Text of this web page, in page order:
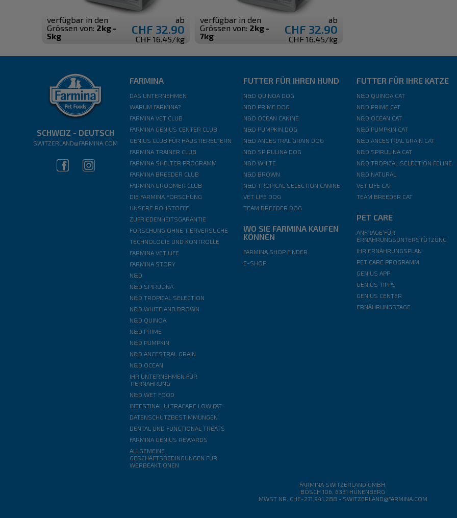
verfügbar in den
Grössen von: 2kg -
5kg
ab
CHF 32.90
CHF 16.45/kg
verfügbar in den
Grössen von: 2kg -
7kg
ab
CHF 32.90
CHF 16.45/kg
SCHWEIZ - DEUTSCH
SWITZERLAND@FARMINA.COM
FARMINA
DAS UNTERNEHMEN
WARUM FARMINA?
FARMINA VET CLUB
FARMINA GENIUS CENTER CLUB
GENIUS CLUB FÜR HAUSTIERELTERN
FARMINA TRAINER CLUB
FARMINA SHELTER PROGRAMM
FARMINA BREEDER CLUB
FARMINA GROOMER CLUB
DIE FARMINA FORSCHUNG
UNSERE ROHSTOFFE
ZUFRIEDENHEITSGARANTIE
FORSCHUNG OHNE TIERVERSUCHE
TECHNOLOGIE UND KONTROLLE
FARMINA VET LIFE
FARMINA STORY
N&D
N&D SPIRULINA
N&D TROPICAL SELECTION
N&D WHITE AND BROWN
N&D QUINOA
N&D PRIME
N&D PUMPKIN
N&D ANCESTRAL GRAIN
N&D OCEAN
IHR UNTERNEHMEN FÜR
TIERNAHRUNG
N&D WET FOOD
INTESTINAL ULTRACARE LOW FAT
DATENSCHUTZBESTIMMUNGEN
DENTAL UND FUNCTIONAL TREATS
FARMINA GENIUS REWARDS
ALLGEMEINE
GESCHÄFTSBEDINGUNGEN FÜR
WERBEAKTIONEN
FUTTER FÜR IHREN HUND
N&D QUINOA DOG
N&D PRIME DOG
N&D OCEAN CANINE
N&D PUMPKIN DOG
N&D ANCESTRAL GRAIN DOG
N&D SPIRULINA DOG
N&D WHITE
N&D BROWN
N&D TROPICAL SELECTION CANINE
VET LIFE DOG
TEAM BREEDER DOG
WO SIE FARMINA KAUFEN
KÖNNEN
FARMINA SHOP FINDER
E-SHOP
FUTTER FÜR IHRE KATZE
N&D QUINOA CAT
N&D PRIME CAT
N&D OCEAN CAT
N&D PUMPKIN CAT
N&D ANCESTRAL GRAIN CAT
N&D SPIRULINA CAT
N&D TROPICAL SELECTION FELINE
N&D NATURAL
VET LIFE CAT
TEAM BREEDER CAT
PET CARE
ANFRAGE FÜR
ERNÄHRUNGSUNTERSTÜTZUNG
IHR ERNÄHRUNGSPLAN
PET CARE PROGRAMM
GENIUS APP
GENIUS TIPPS
GENIUS CENTER
ERNÄHRUNGSTAGE
FARMINA SWITZERLAND GMBH,
BÖSCH 106, 6331 HÜNENBERG
MWST NR. CHE-271.941.288 - SWITZERLAND@FARMINA.COM